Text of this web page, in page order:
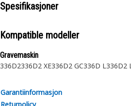
Spesifikasjoner
Kompatible modeller
Gravemaskin
336D2336D2 XE336D2 GC336D L336D2
Garantiinformasjon